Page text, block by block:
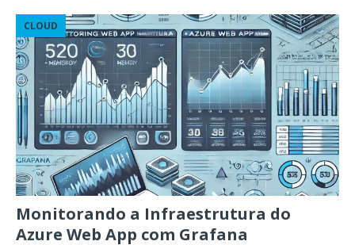
CLOUD
Monitorando a Infraestrutura do
Azure Web App com Grafana